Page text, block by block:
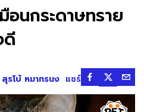
อนกระดาษทราย
ดี
สุรโบ้ หมาทรนง แชร์